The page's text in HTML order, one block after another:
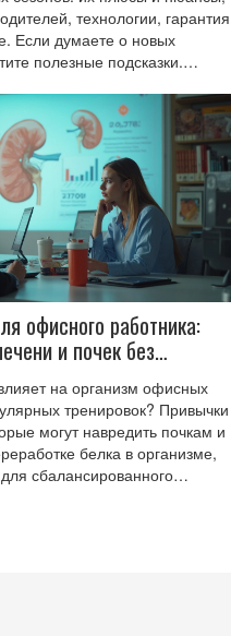
технологии, гарантия
Если думаете о новых
полезные подсказки.
интересные факты об
экономии топлива. Всё просто и
и лишних слов.
офисного работника:
и почек без
на организм офисных
тренировок? Привычки
могут навредить почкам и
белка в организме,
сбалансированного